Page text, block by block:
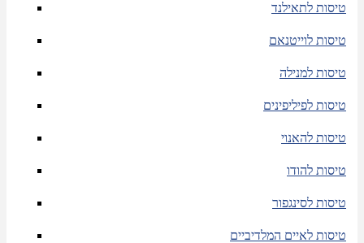
טיסות לתאילנד
טיסות לוייטנאם
טיסות למנילה
טיסות לפיליפינים
טיסות להאנוי
טיסות להודו
טיסות לסינגפור
טיסות לאיים המלדיביים